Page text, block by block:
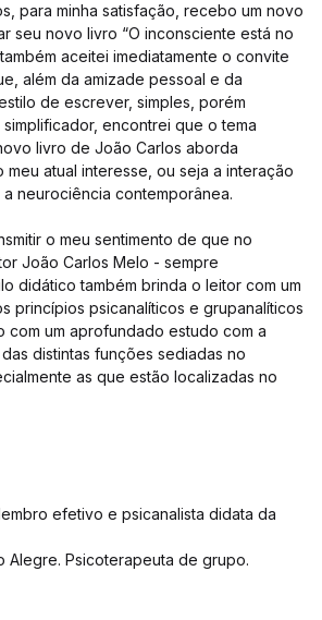
para minha satisfação, recebo um novo
seu novo livro “O inconsciente está no
aceitei imediatamente o convite
além da amizade pessoal e da
de escrever, simples, porém
encontrei que o tema
livro de João Carlos aborda
atual interesse, ou seja a interação
neurociência contemporânea.
o meu sentimento de que no
João Carlos Melo - sempre
didático também brinda o leitor com um
princípios psicanalíticos e grupanalíticos
com um aprofundado estudo com a
distintas funções sediadas no
as que estão localizadas no
efetivo e psicanalista didata da
Alegre. Psicoterapeuta de grupo.